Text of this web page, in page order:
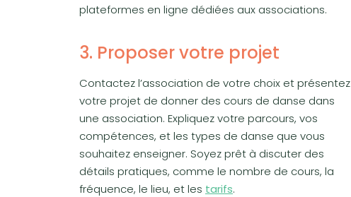
plateformes en ligne dédiées aux associations.
3. Proposer votre projet
Contactez l’association de votre choix et présentez
votre projet de donner des cours de danse dans
une association. Expliquez votre parcours, vos
compétences, et les types de danse que vous
souhaitez enseigner. Soyez prêt à discuter des
détails pratiques, comme le nombre de cours, la
fréquence, le lieu, et les tarifs.